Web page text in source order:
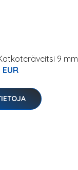
9 mm
EUR